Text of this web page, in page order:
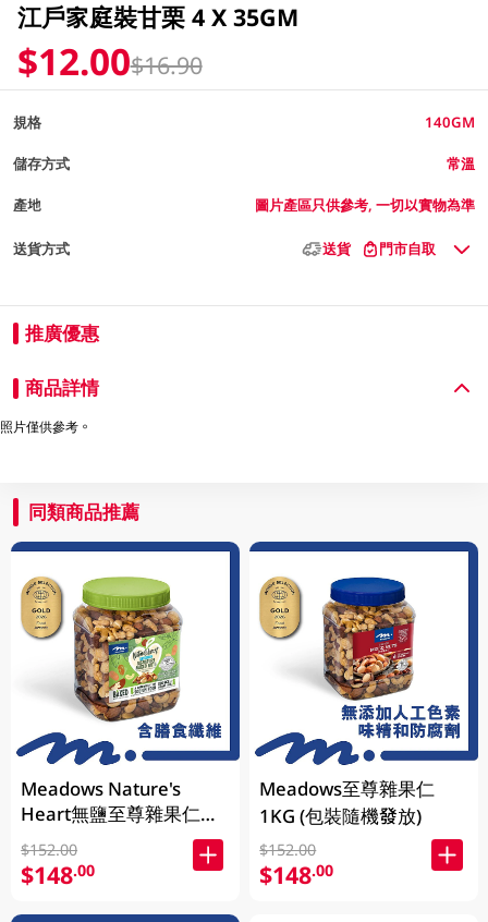
江戶家庭裝甘栗 4 X 35GM
$12.00$16.90
規格 140GM
儲存方式 常溫
產地 圖片產區只供參考, 一切以實物為準
送貨方式 送貨 門市自取
推廣優惠
商品詳情
照片僅供參考。
同類商品推薦
Meadows Nature's
Heart無鹽至尊雜果仁
1KG (包裝隨機發放)
$152.00
$148.00
Meadows至尊雜果仁
1KG (包裝隨機發放)
$152.00
$148.00